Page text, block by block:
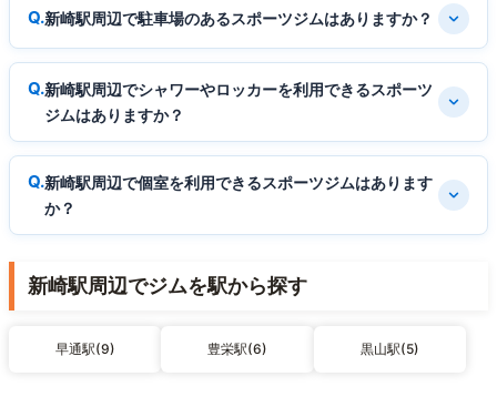
新崎駅周辺で駐車場のあるスポーツジムはありますか？
新崎駅周辺でシャワーやロッカーを利用できるスポーツ
ジムはありますか？
新崎駅周辺で個室を利用できるスポーツジムはあります
か？
新崎駅周辺でジムを駅から探す
早通駅(9) 豊栄駅(6) 黒山駅(5)